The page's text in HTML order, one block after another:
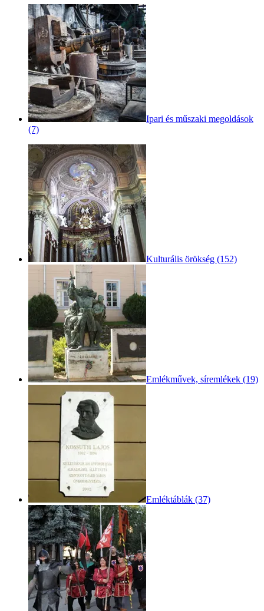
Ipari és műszaki megoldások
(7)
Kulturális örökség (152)
Emlékművek, síremlékek (19)
Emléktáblák (37)